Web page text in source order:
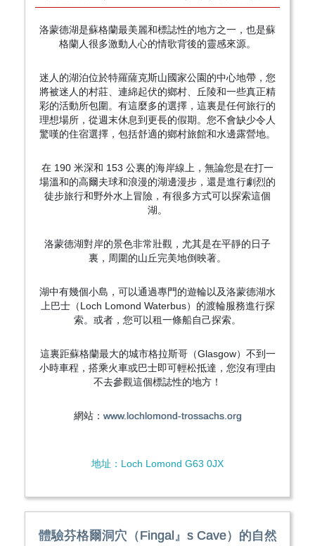
洛蒙德湖是蘇格蘭最美麗和標誌性的地方之一，也是蘇
格蘭人很多激動人心的情歌背後的靈感來源。
迷人的湖泊位於特羅薩克斯山國家公園的中心地帶，您
將被迷人的村莊、連綿起伏的鄉村、丘陵和一些真正精
彩的活動所包圍。有這麼多的選擇，這裏是任何旅行的
理想場所，從週末休息到更長的假期。您不會缺少令人
驚嘆的住宿選擇，包括舒適的鄉村旅館和水邊露營地。
在 190 米深和 153 公裏的海岸線上，無論您是在打一
場溫和的高爾夫球和浪漫的湖邊漫步，還是進行劇烈的
徒步旅行和野外水上冒險，有很多方式可以探索這個
湖。
洛蒙德湖對岸的景色非常壯觀，尤其是在平靜的日子
裏，周圍的山丘完美地倒映著。
湖中有幾個小島，可以通過專門的遊輪以及洛蒙德湖水
上巴士（Loch Lomond Waterbus）的渡輪服務進行探
索。或者，您可以租一條船自己探索。
這裏距蘇格蘭最大的城市格拉斯哥（Glasgow）不到一
小時車程，搭乘火車或巴士即可輕松抵達，您沒有理由
不去參觀這個標誌性的地方！
網站： www.lochlomond-trossachs.org
地址：Loch Lomond G63 0JX
體驗芬格爾洞穴（Fingal』s Cave）的自然